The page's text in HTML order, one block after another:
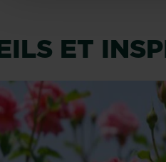
ET